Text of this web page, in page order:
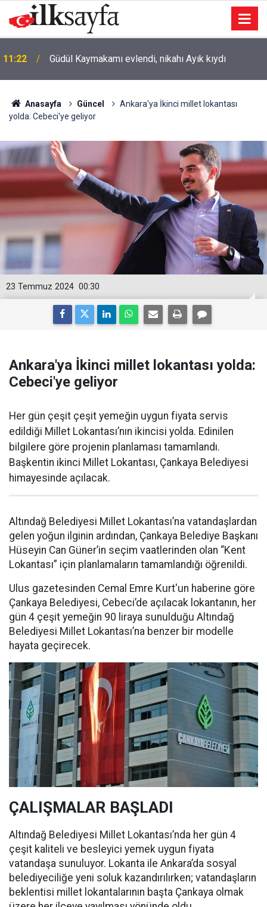
11:22 Güdül Kaymakamı evlendi, nikahı Ayık kıydı
Anasayfa Güncel
Ankara'ya İkinci millet lokantası
yolda: Cebeci'ye geliyor
00:30
23 Temmuz 2024
Ankara'ya İkinci millet lokantası yolda:
Cebeci'ye geliyor
Her gün çeşit çeşit yemeğin uygun fiyata servis
edildiği Millet Lokantası’nın ikincisi yolda. Edinilen
bilgilere göre projenin planlaması tamamlandı.
Başkentin ikinci Millet Lokantası, Çankaya Belediyesi
himayesinde açılacak.
Altındağ Belediyesi Millet Lokantası’na vatandaşlardan
gelen yoğun ilginin ardından, Çankaya Belediye Başkanı
Hüseyin Can Güner’in seçim vaatlerinden olan “Kent
Lokantası” için planlamaların tamamlandığı öğrenildi.
Ulus gazetesinden Cemal Emre Kurt'un haberine göre
Çankaya Belediyesi, Cebeci’de açılacak lokantanın, her
gün 4 çeşit yemeğin 90 liraya sunulduğu Altındağ
Belediyesi Millet Lokantası’na benzer bir modelle
hayata geçirecek.
ÇALIŞMALAR BAŞLADI
Altındağ Belediyesi Millet Lokantası’nda her gün 4
çeşit kaliteli ve besleyici yemek uygun fiyata
vatandaşa sunuluyor. Lokanta ile Ankara’da sosyal
belediyeciliğe yeni soluk kazandırılırken; vatandaşların
beklentisi millet lokantalarının başta Çankaya olmak